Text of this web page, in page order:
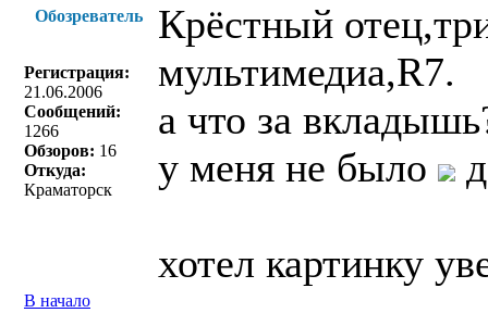
Обозреватель
Регистрация:
21.06.2006
Сообщений:
1266
Обзоров: 16
Откуда:
Краматорск
Крёстный
мультимедиа,R7.
а что за
у меня не было
хотел картинку
В начало